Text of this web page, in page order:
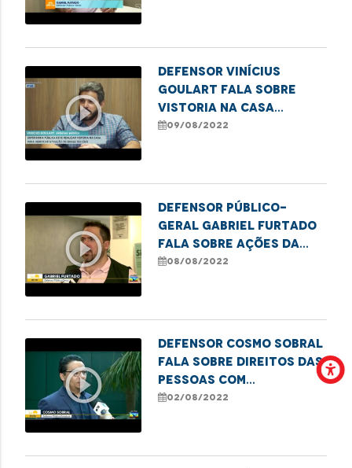
Maranhão
play_circle_outline
Defensor Vinícius
Goulart fala sobre
vistoria na Casa
Camélia Rosa
09/08/2022
play_circle_outline
Defensor Público-
Geral Gabriel Furtado
fala sobre ações da
Carreta dos Direitos
08/08/2022
play_circle_outline
Defensor Cosmo Sobral
fala sobre direitos das
pessoas com
deficiência em relação
02/08/2022